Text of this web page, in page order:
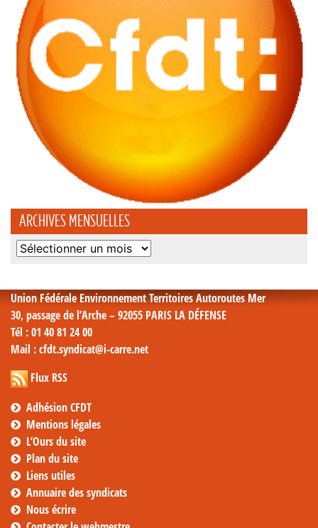
ARCHIVES MENSUELLES
Archives
Union Fédérale Environnement Territoires Autoroutes Mer
30, passage de l’Arche – 92055 PARIS LA DÉFENSE
Tél : 01 40 81 24 00
Mail : cfdt.syndicat@i-carre.net
Flux RSS
Adhésion CFDT
Mentions légales
L’Ours du site
Plan du site
Liens utiles
Annuaire des syndicats
Nous écrire